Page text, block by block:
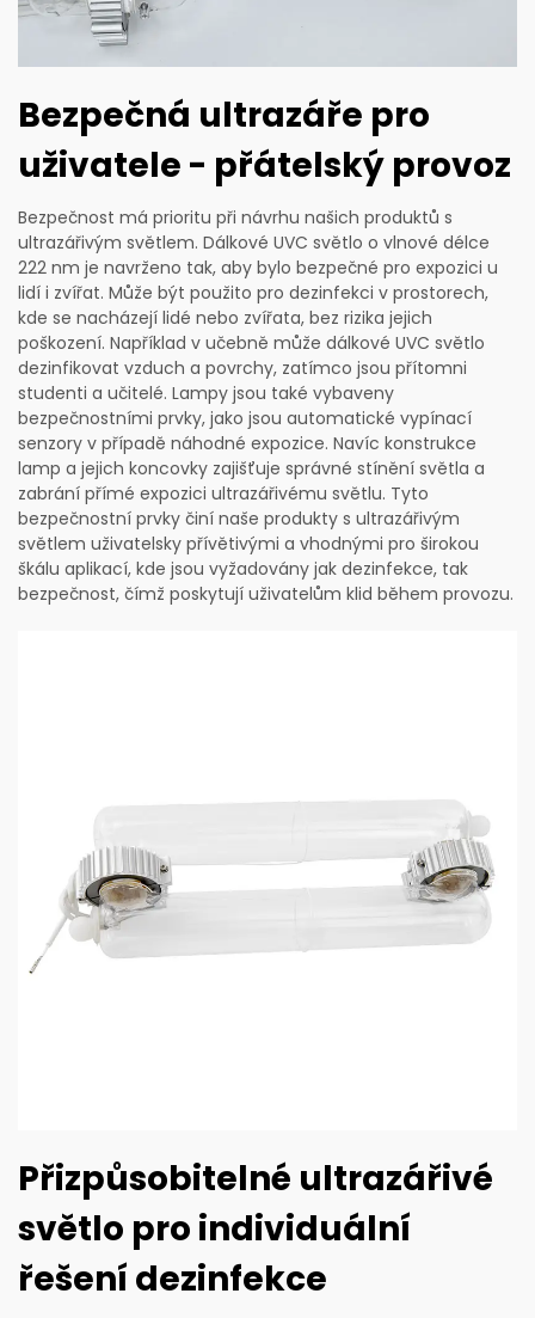
Bezpečná ultrazáře pro
uživatele - přátelský provoz
Bezpečnost má prioritu při návrhu našich produktů s
ultrazářivým světlem. Dálkové UVC světlo o vlnové délce
222 nm je navrženo tak, aby bylo bezpečné pro expozici u
lidí i zvířat. Může být použito pro dezinfekci v prostorech,
kde se nacházejí lidé nebo zvířata, bez rizika jejich
poškození. Například v učebně může dálkové UVC světlo
dezinfikovat vzduch a povrchy, zatímco jsou přítomni
studenti a učitelé. Lampy jsou také vybaveny
bezpečnostními prvky, jako jsou automatické vypínací
senzory v případě náhodné expozice. Navíc konstrukce
lamp a jejich koncovky zajišťuje správné stínění světla a
zabrání přímé expozici ultrazářivému světlu. Tyto
bezpečnostní prvky činí naše produkty s ultrazářivým
světlem uživatelsky přívětivými a vhodnými pro širokou
škálu aplikací, kde jsou vyžadovány jak dezinfekce, tak
bezpečnost, čímž poskytují uživatelům klid během provozu.
Přizpůsobitelné ultrazářivé
světlo pro individuální
řešení dezinfekce